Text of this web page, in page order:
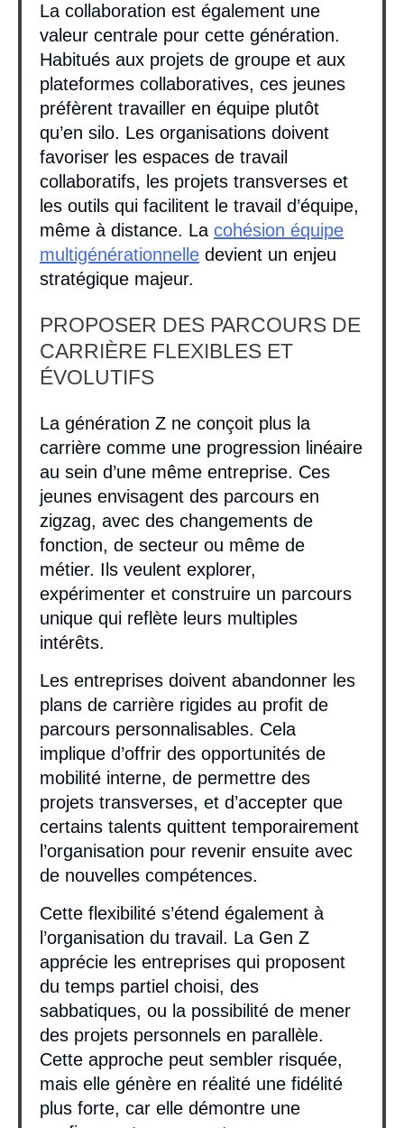
La collaboration est également une
valeur centrale pour cette génération.
Habitués aux projets de groupe et aux
plateformes collaboratives, ces jeunes
préfèrent travailler en équipe plutôt
qu’en silo. Les organisations doivent
favoriser les espaces de travail
collaboratifs, les projets transverses et
les outils qui facilitent le travail d’équipe,
même à distance. La cohésion équipe
multigénérationnelle devient un enjeu
stratégique majeur.
PROPOSER DES PARCOURS DE
CARRIÈRE FLEXIBLES ET
ÉVOLUTIFS
La génération Z ne conçoit plus la
carrière comme une progression linéaire
au sein d’une même entreprise. Ces
jeunes envisagent des parcours en
zigzag, avec des changements de
fonction, de secteur ou même de
métier. Ils veulent explorer,
expérimenter et construire un parcours
unique qui reflète leurs multiples
intérêts.
Les entreprises doivent abandonner les
plans de carrière rigides au profit de
parcours personnalisables. Cela
implique d’offrir des opportunités de
mobilité interne, de permettre des
projets transverses, et d’accepter que
certains talents quittent temporairement
l’organisation pour revenir ensuite avec
de nouvelles compétences.
Cette flexibilité s’étend également à
l’organisation du travail. La Gen Z
apprécie les entreprises qui proposent
du temps partiel choisi, des
sabbatiques, ou la possibilité de mener
des projets personnels en parallèle.
Cette approche peut sembler risquée,
mais elle génère en réalité une fidélité
plus forte, car elle démontre une